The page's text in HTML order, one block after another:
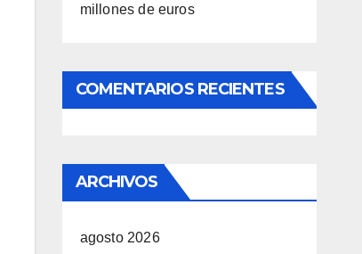
millones de euros
COMENTARIOS RECIENTES
ARCHIVOS
agosto 2026